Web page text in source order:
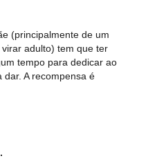
(principalmente de um
adulto) tem que ter
tempo para dedicar ao
A recompensa é